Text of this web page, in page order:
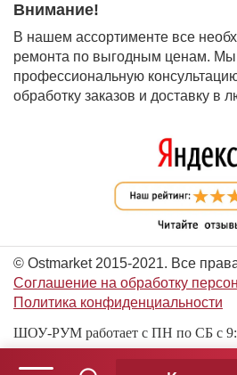
Внимание!
В нашем ассортименте все
ремонта по выгодным ценам. Мы
профессиональную
обработку заказов и доставку в
© Ostmarket 2015-2021. Все
Соглашение на обработку
Политика конфиденциальности
ШОУ-РУМ работает с ПН по СБ с